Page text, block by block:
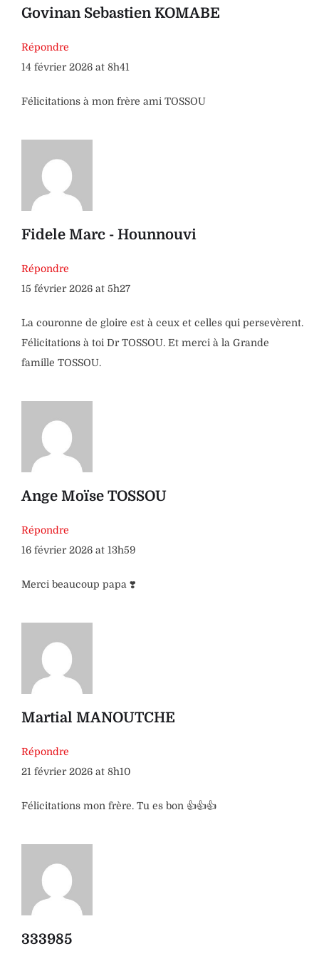
Govinan Sebastien KOMABE
Répondre
14 février 2026 at 8h41
Félicitations à mon frère ami TOSSOU
Fidele Marc - Hounnouvi
Répondre
15 février 2026 at 5h27
La couronne de gloire est à ceux et celles qui persevèrent.
Félicitations à toi Dr TOSSOU. Et merci à la Grande
famille TOSSOU.
Ange Moïse TOSSOU
Répondre
16 février 2026 at 13h59
Merci beaucoup papa ❣️
Martial MANOUTCHE
Répondre
21 février 2026 at 8h10
Félicitations mon frère. Tu es bon 👍👍👍
333985